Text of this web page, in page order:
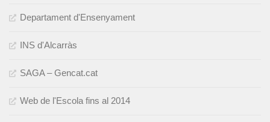
Departament d'Ensenyament
INS d'Alcarràs
SAGA – Gencat.cat
Web de l'Escola fins al 2014